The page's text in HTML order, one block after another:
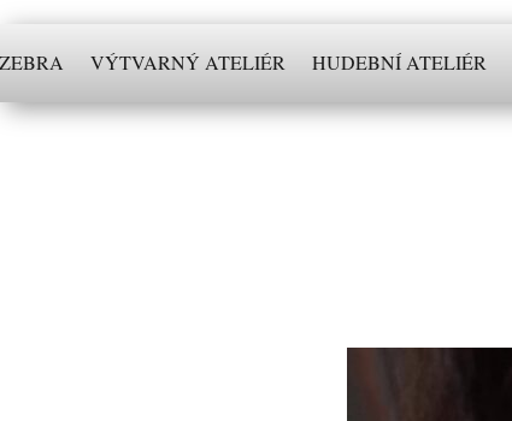
VÝTVARNÝ ATELIÉR HUDEBNÍ ATELIÉR